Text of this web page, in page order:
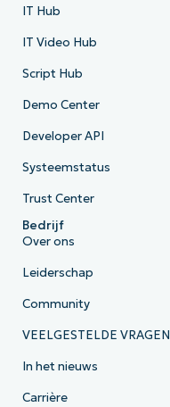
IT Hub
IT Video Hub
Script Hub
Demo Center
Developer API
Systeemstatus
Trust Center
Bedrijf
Over ons
Leiderschap
Community
VEELGESTELDE VRAGEN
In het nieuws
Carrière